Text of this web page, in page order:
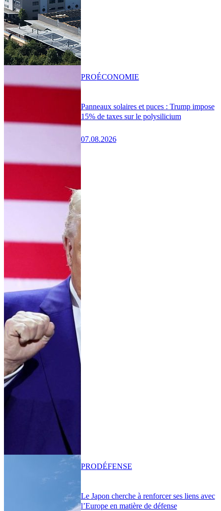
Panneaux solaires et puces : Trump impose
15% de taxes sur le polysilicium
07.08.2026
PROÉCONOMIE
Le Japon cherche à renforcer ses liens avec
l’Europe en matière de défense
PRODÉFENSE